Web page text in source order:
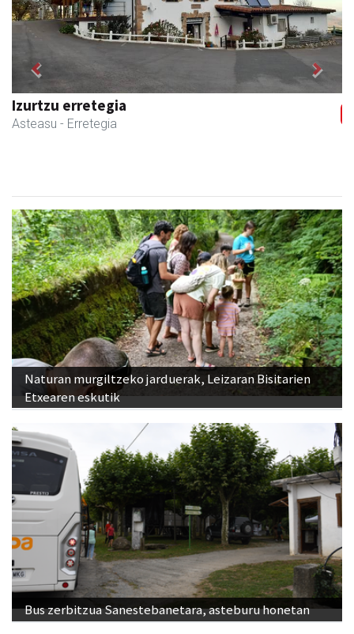
Izurtzu erretegia
Asteasu - Erretegia
Previous Next
Naturan murgiltzeko jarduerak, Leizaran Bisitarien
Etxearen eskutik
Bus zerbitzua Sanestebanetara, asteburu honetan